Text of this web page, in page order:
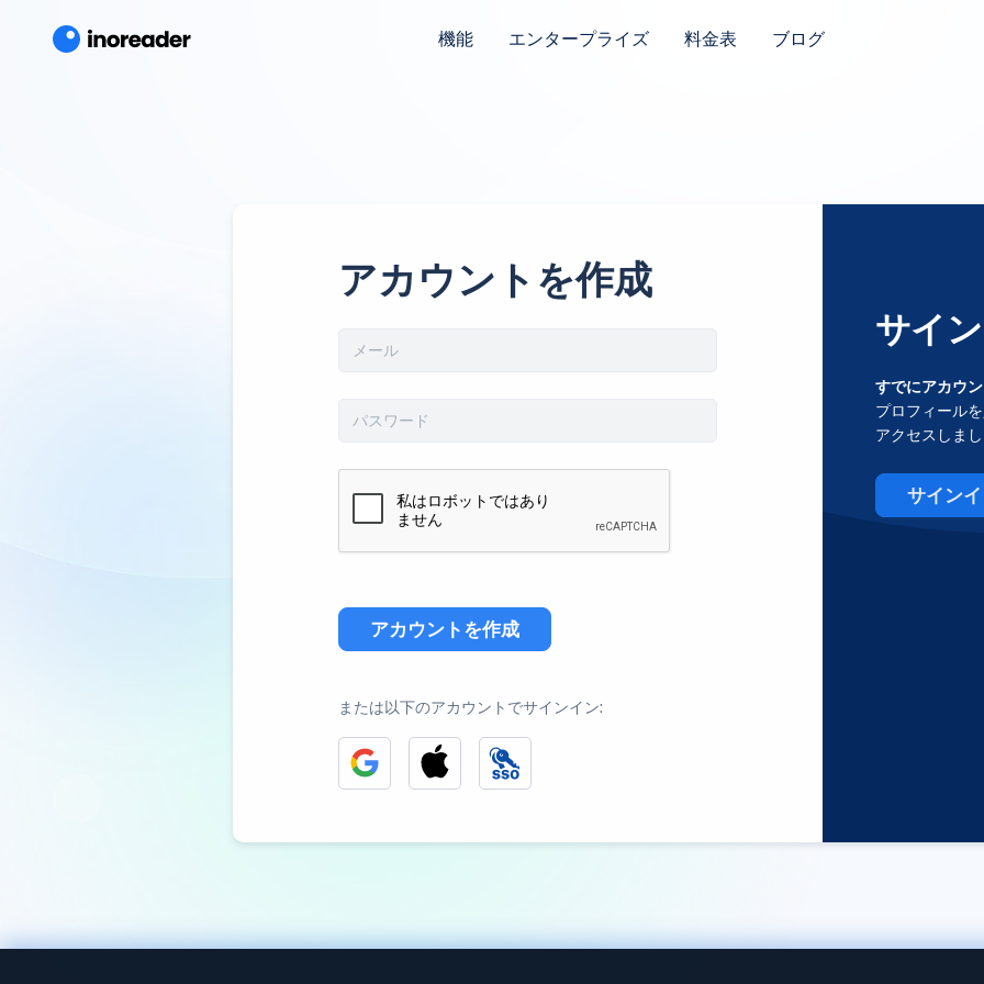
機能 エンタープライズ 料金表 ブログ
アカウントを作成
アカウントを作成
または以下のアカウントでサインイン:
サイ
すでにアカウ
プロフィール
アクセスしま
サイン